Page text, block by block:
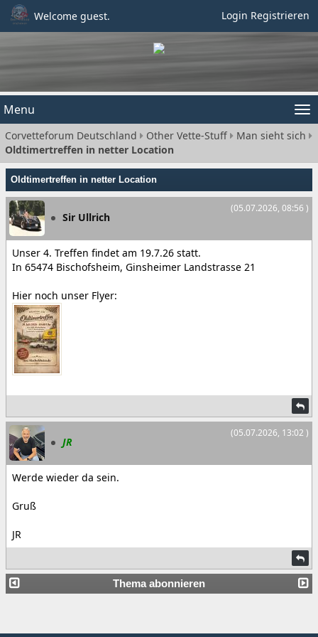
Welcome guest. Login Registrieren
Menu
Corvetteforum Deutschland Other Vette-Stuff
Man sieht sich
Oldtimertreffen in netter Location
Oldtimertreffen in netter Location
(05.07.2026, 08:56 )
Sir Ullrich
Unser 4. Treffen findet am 19.7.26 statt.
In 65474 Bischofsheim, Ginsheimer Landstrasse 21
Hier noch unser Flyer:
(05.07.2026, 13:02 )
JR
Werde wieder da sein.
Gruß
JR
Thema abonnieren